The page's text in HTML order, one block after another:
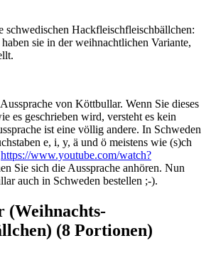
schwedischen Hackfleischfleischbällchen:
sie in der weihnachtlichen Variante,
von Köttbullar. Wenn Sie dieses
es geschrieben wird, versteht es kein
ist eine völlig andere. In Schweden
e, i, y, ä und ö meistens wie (s)ch
https://www.youtube.com/watch?
Sie sich die Aussprache anhören. Nun
auch in Schweden bestellen ;-).
(8 Portionen)